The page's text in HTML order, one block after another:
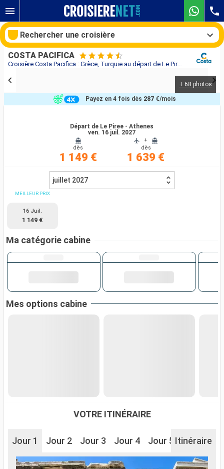
Croisière Costa Pacifica : Grèce, Turquie au départ de Le Piree - Athenes
COSTA PACIFICA
+ 68 photos
Départ de Le Piree - Athenes
ven. 16 juil. 2027
dès
1 149 €
+
dès
1 639 €
Payez en 4 fois dès 287 €/mois
juillet 2027
MEILLEUR PRIX
16 Juil.
1 149 €
Ma catégorie cabine
Mes options cabine
VOTRE ITINÉRAIRE
Jour 1 Jour 2 Jour 3 Jour 4 Jour 5 Jour 6
Itinéraire
Rechercher une croisière
Compagnies
Rechercher